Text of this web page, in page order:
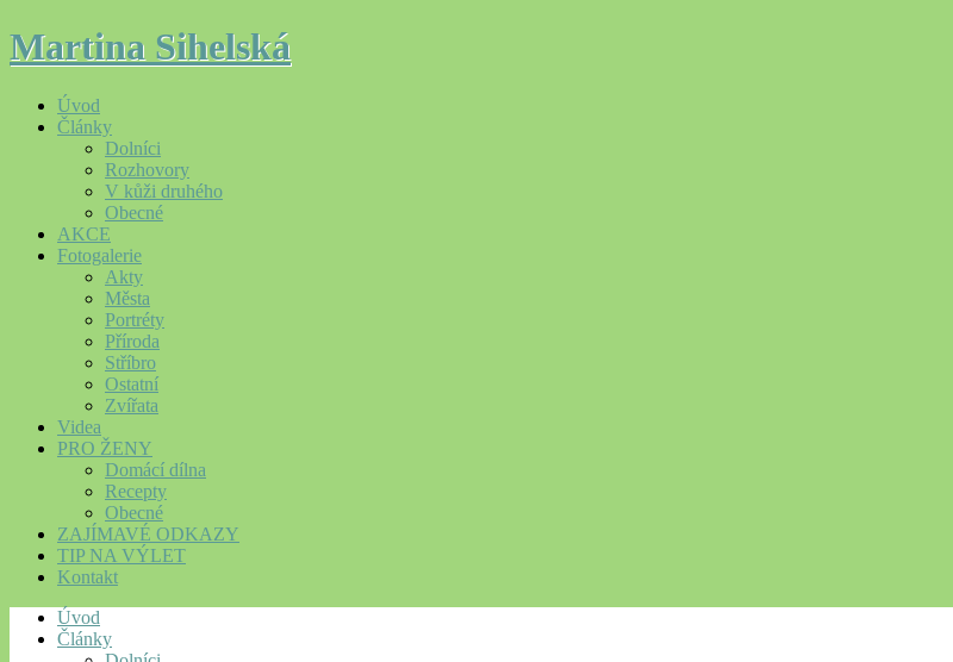
Martina Sihelská
Úvod
Články
Dolníci
Rozhovory
V kůži druhého
Obecné
AKCE
Fotogalerie
Akty
Města
Portréty
Příroda
Stříbro
Ostatní
Zvířata
Videa
PRO ŽENY
Domácí dílna
Recepty
Obecné
ZAJÍMAVÉ ODKAZY
TIP NA VÝLET
Kontakt
Úvod
Články